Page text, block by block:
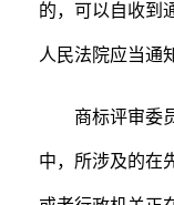
的，可以自收到
人民法院应当通
商标评审委员
中，所涉及的在